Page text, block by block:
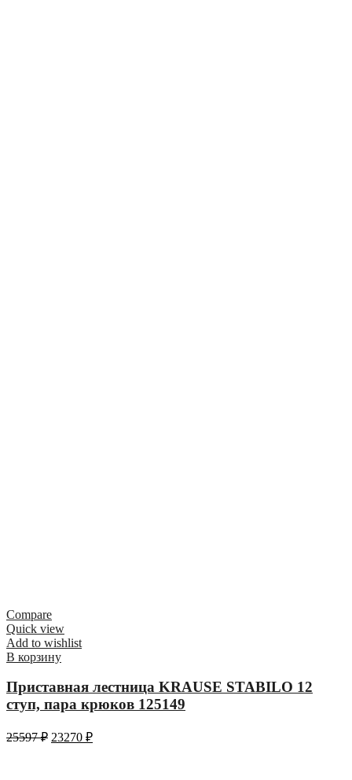
Compare
Quick view
Add to wishlist
В корзину
Приставная лестница KRAUSE STABILO 12
ступ, пара крюков 125149
25597₽ 23270 ₽